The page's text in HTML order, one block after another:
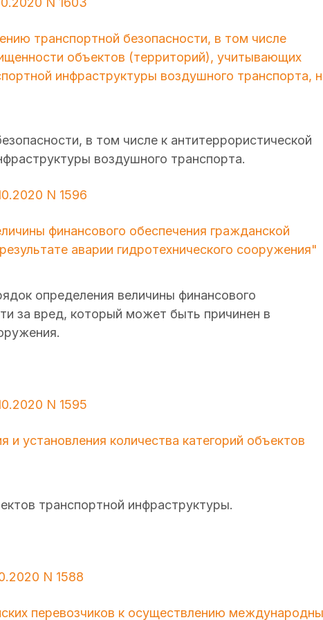
транспортной безопасности, в том числе
объектов (территорий), учитывающих
инфраструктуры воздушного транспорта,
в том числе к антитеррористической
воздушного транспорта.
N 1596
финансового обеспечения гражданской
аварии гидротехнического сооружения"
определения величины финансового
за вред, который может быть причинен в
N 1595
установления количества категорий объектов
транспортной инфраструктуры.
N 1588
перевозчиков к осуществлению